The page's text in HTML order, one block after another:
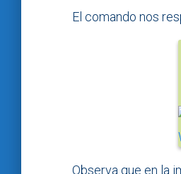
El comando nos
Observa que en la